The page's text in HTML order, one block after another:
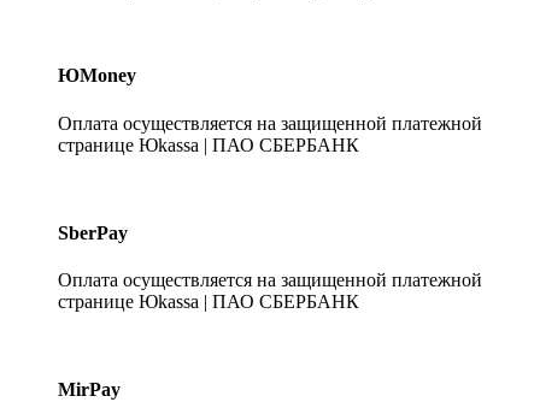
ЮMoney
Оплата осуществляется на защищенной платежной
странице Юkassa | ПАО СБЕРБАНК
SberPay
Оплата осуществляется на защищенной платежной
странице Юkassa | ПАО СБЕРБАНК
MirPay